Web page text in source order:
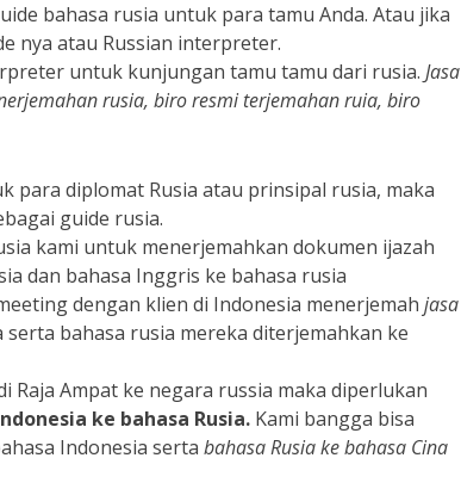
bahasa rusia untuk para tamu Anda. Atau jika
nya atau Russian interpreter.
untuk kunjungan tamu tamu dari rusia. Jasa
rusia, biro resmi terjemahan ruia, biro
diplomat Rusia atau prinsipal rusia, maka
guide rusia.
kami untuk menerjemahkan dokumen ijazah
dan bahasa Inggris ke bahasa rusia
dengan klien di Indonesia menerjemah jasa
bahasa rusia mereka diterjemahkan ke
Raja Ampat ke negara russia maka diperlukan
ke bahasa Rusia. Kami bangga bisa
Indonesia serta bahasa Rusia ke bahasa Cina